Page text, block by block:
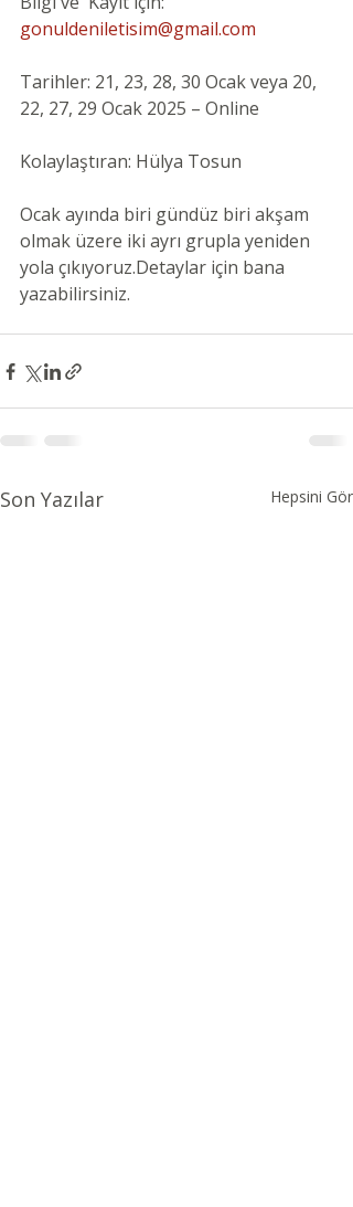
gonuldeniletisim@gmail.com
Tarihler: 21, 23, 28, 30 Ocak veya 20,
22, 27, 29 Ocak 2025 – Online
Kolaylaştıran: Hülya Tosun
Ocak ayında biri gündüz biri akşam
olmak üzere iki ayrı grupla yeniden
yola çıkıyoruz.Detaylar için bana
yazabilirsiniz.
Son Yazılar Hepsini Gör